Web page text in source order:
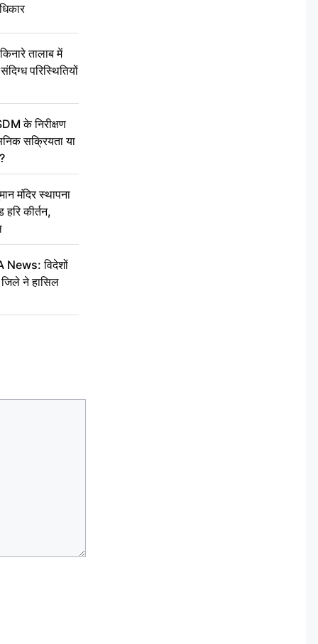
तालाब में
परिस्थितियों
के निरीक्षण
सक्रियता या
मंदिर स्थापना
कीर्तन,
News: विदेशों
ने हासिल